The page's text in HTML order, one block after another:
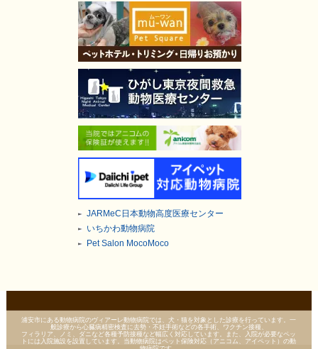
JARMeC日本動物高度医療センター
いちかわ動物病院
Pet Salon MocoMoco
浦安市にある動物病院のヴィアーレ動物病院では、犬・猫を対象とした診療を行っています。一
般診療から心臓病精密検査に去勢・不妊手術などの各手術、ワクチン接種、
フィラリア、ノミ、ダニなど各種予防接種など幅広く対応しています。また、入院が必要なペッ
トには入院施設を設置しています。当動物病院はペット保険対応（アニコム、アイペット）の動